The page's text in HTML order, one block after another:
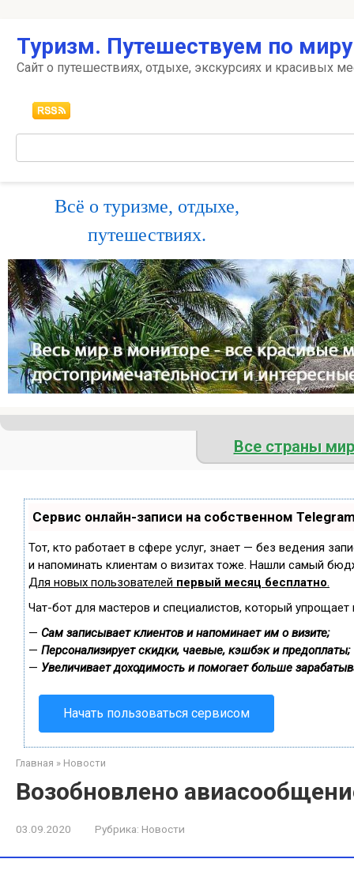
контенту
Туризм. Путешествуем по
Сайт о путешествиях, отдыхе, экскурсиях и красивых
Всё о туризме, отдыхе,
путешествиях.
Все страны
Сервис онлайн-записи на собственном
Тот, кто работает в сфере услуг, знает — без ведения
и напоминать клиентам о визитах тоже. Нашли самый
Для новых пользователей первый месяц бесплатно.
Чат-бот для мастеров и специалистов, который упрощает
— Сам записывает клиентов и напоминает им о визите;
— Персонализирует скидки, чаевые, кэшбэк и предоплаты;
— Увеличивает доходимость и помогает больше
Начать пользоваться сервисом
Главная » Новости
Возобновлено
03.09.2020 Рубрика: Новости